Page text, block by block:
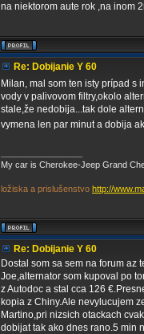
na niektorom aute rok ,na inom
Re: Dobijanie Y 60
Milan, mal som ten isty prípad s
vody v palivovom filtry,okolo
stale,že nedobija...tak dole
vymena len par minut a dobija
My car is Cherokee-Jeep Grand
ložiska a prislušenstvo http://
Re: Dobijanie Y 60
Dostal som sa sem na forum az
Joe,alternator som kupoval po
z Autodoc a stal cca 126
kopia z Chiny.Ale nevylucujem
Martino,pri nizsich otackach
dobijat tak ako dnes rano.5 min